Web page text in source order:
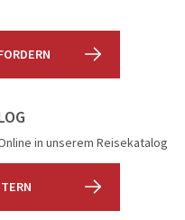
in unserem Reisekatalog